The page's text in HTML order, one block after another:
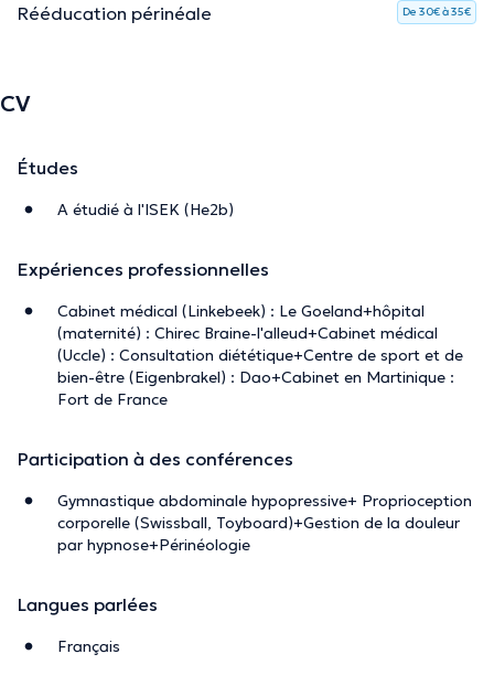
Rééducation périnéale De 30€ à 35€
CV
Études
A étudié à l'ISEK (He2b)
Expériences professionnelles
Cabinet médical (Linkebeek) : Le Goeland+hôpital
(maternité) : Chirec Braine-l'alleud+Cabinet médical
(Uccle) : Consultation diététique+Centre de sport et de
bien-être (Eigenbrakel) : Dao+Cabinet en Martinique :
Fort de France
Participation à des conférences
Gymnastique abdominale hypopressive+ Proprioception
corporelle (Swissball, Toyboard)+Gestion de la douleur
par hypnose+Périnéologie
Langues parlées
Français